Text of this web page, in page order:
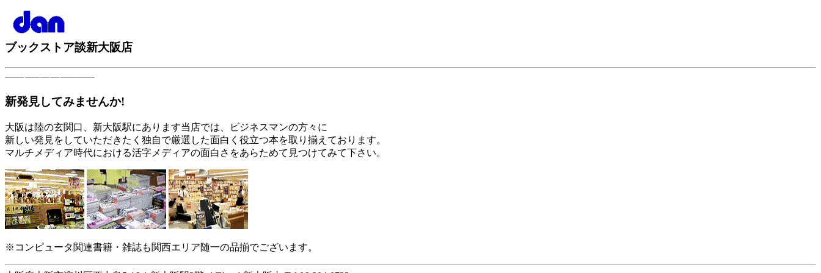
ブックストア談新大阪店
新発見してみませんか!
大阪は陸の玄関口、新大阪駅にあります当店では、ビジネスマンの方々に
新しい発見をしていただきたく独自で厳選した面白く役立つ本を取り揃えております。
マルチメディア時代における活字メディアの面白さをあらためて見つけてみて下さい。
※コンピュータ関連書籍・雑誌も関西エリア随一の品揃でございます。